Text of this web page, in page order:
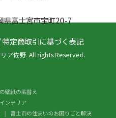
富士宮市宝町20-7
特定商取引に基づく表記
ア佐野. All rights Reserved.
壁紙の貼替え
ンテリア
富士市の住まいのお困りごと解決